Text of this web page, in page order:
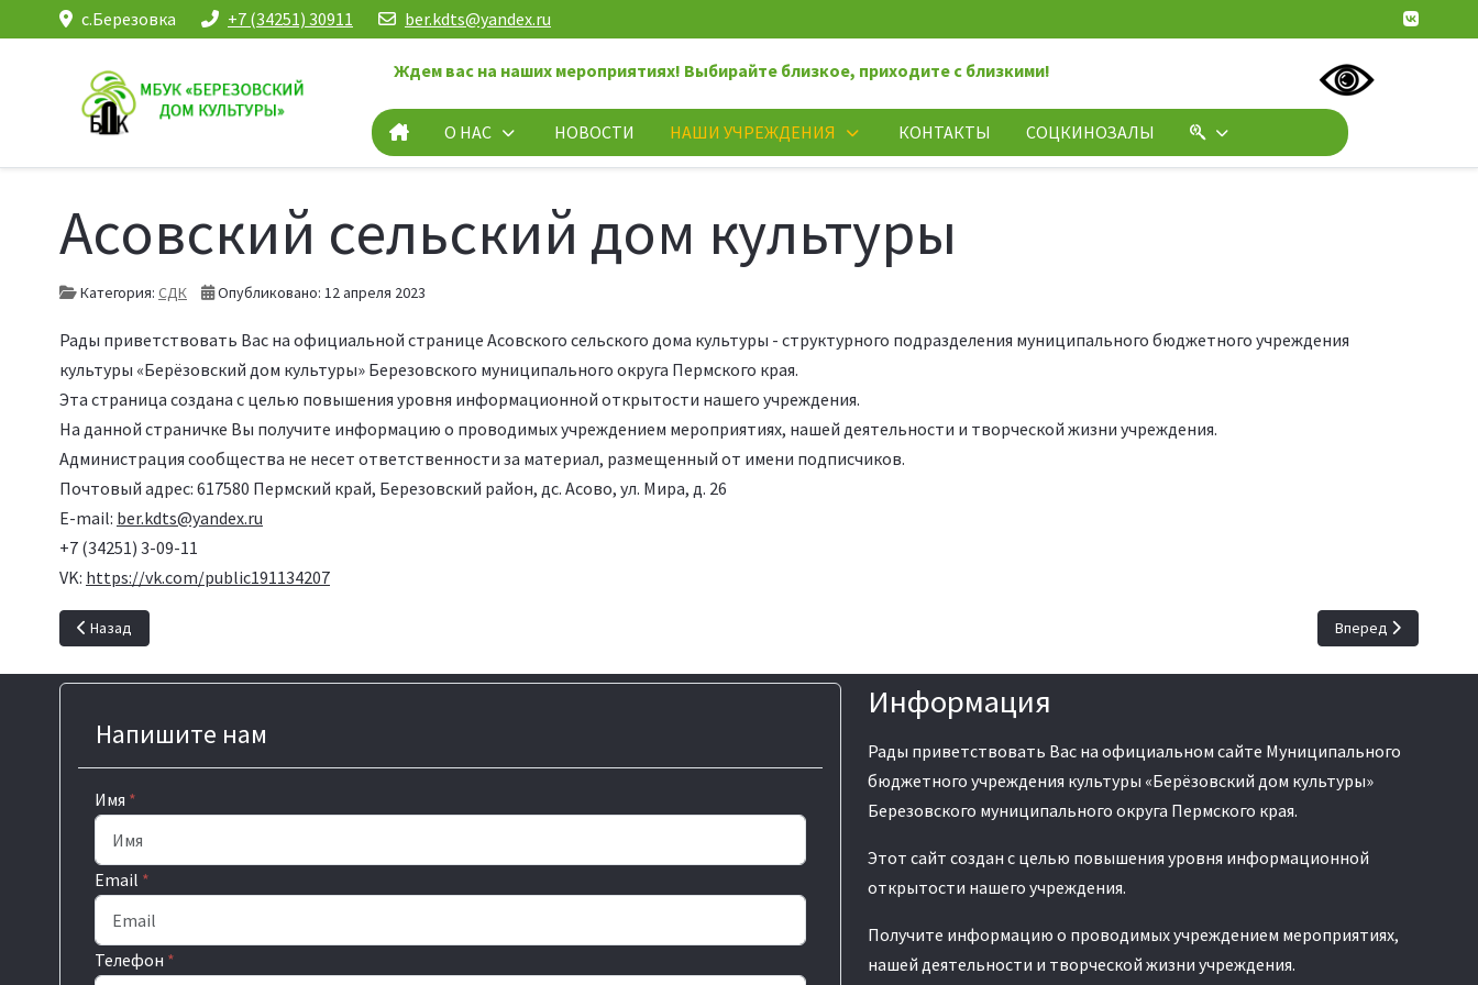
с.Березовка +7 (34251) 30911 ber.kdts@yandex.ru
Ждем вас на наших мероприятиях! Выбирайте близкое, приходите с близкими!
О НАС НОВОСТИ НАШИ УЧРЕЖДЕНИЯ КОНТАКТЫ СОЦКИНОЗАЛЫ
Асовский сельский дом культуры
Категория: СДК Опубликовано: 12 апреля 2023
Рады приветствовать Вас на официальной странице Асовского сельского дома культуры - структурного подразделения муниципального бюджетного учреждения
культуры «Берёзовский дом культуры» Березовского муниципального округа Пермского края.
Эта страница создана с целью повышения уровня информационной открытости нашего учреждения.
На данной страничке Вы получите информацию о проводимых учреждением мероприятиях, нашей деятельности и творческой жизни учреждения.
Администрация сообщества не несет ответственности за материал, размещенный от имени подписчиков.
Почтовый адрес: 617580 Пермский край, Березовский район, дс. Асово, ул. Мира, д. 26
E-mail: ber.kdts@yandex.ru
+7 (34251) 3-09-11
VK: https://vk.com/public191134207
Предыдущий: Подволошинский сельский дом культуры
Назад Следующий:
Вперед
Напишите нам
Имя *
Email *
Телефон *
Информация
Рады приветствовать Вас на официальном сайте Муниципального
бюджетного учреждения культуры «Берёзовский дом культуры»
Березовского муниципального округа Пермского края.
Этот сайт создан с целью повышения уровня информационной
открытости нашего учреждения.
Получите информацию о проводимых учреждением мероприятиях,
нашей деятельности и творческой жизни учреждения.